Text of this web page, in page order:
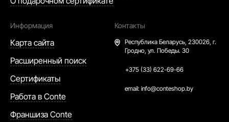
Информация
Карта сайта
Расширенный поиск
Сертификаты
Работа в Conte
Франшиза Conte
Контакты
Республика Беларусь, 230026, г.
Гродно, ул. Победы. 30
+375 (33) 622-69-66
email: info@conteshop.by